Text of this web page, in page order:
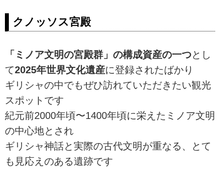
ーズと天空に浮かぶ迫力のメテオ
ラ8日間』の紹介をしています。ツ
ーリズム。
クノッソス宮殿
「ミノア文明の宮殿群」の構成資産の一つとし
て2025年世界文化遺産に登録されたばかり
ギリシャの中でもぜひ訪れていただきたい観光
スポットです
紀元前2000年頃〜1400年頃に栄えたミノア文明
の中心地とされ
ギリシャ神話と実際の古代文明が重なる、とて
も見応えのある遺跡です